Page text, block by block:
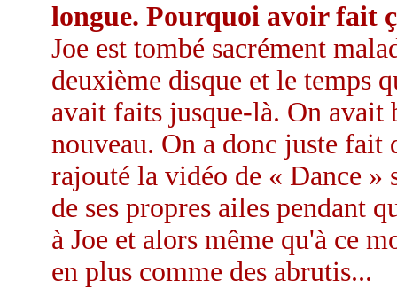
longue. Pourquoi avoir fait
Joe est tombé sacrément
deuxième disque et le temps
avait faits jusque-là. On avait
nouveau. On a donc juste
rajouté la vidéo de « Dance »
de ses propres ailes pendant
à Joe et alors même qu'à ce
en plus comme des abrutis...